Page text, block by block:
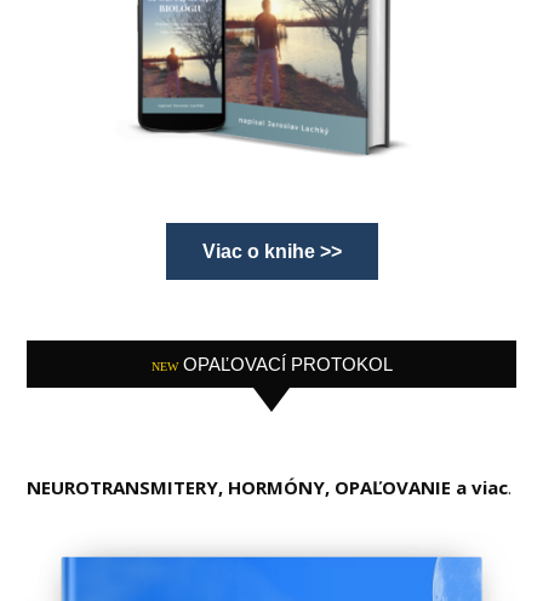
Viac o knihe >>
NEW OPAĽOVACÍ PROTOKOL
NEUROTRANSMITERY, HORMÓNY, OPAĽOVANIE a viac.